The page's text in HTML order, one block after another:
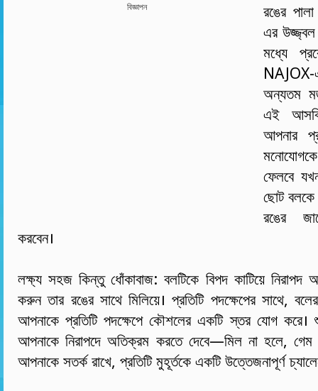
বিজ্ঞাপন
রঙের
এর উজ্জ্বল
মধ্যে
NAJOX-
অন্যতম
এই
আপনার
ফেলবে
ছোট বলকে
রঙের
করবেন।
লক্ষ্য সহজ কিন্তু ধোঁকাবাজ: বলটিকে বিপদ কাটিয়ে নিরাপদ
করুন তার রঙের সাথে মিলিয়ে। প্রতিটি পদক্ষেপের সাথে,
আপনাকে প্রতিটি পদক্ষেপে কৌশলের একটি স্তর যোগ করে।
আপনাকে নিরাপদে অতিক্রম করতে দেবে—মিল না হলে, গেম
আপনাকে সতর্ক রাখে, প্রতিটি মুহূর্তকে একটি উত্তেজনাপূর্ণ